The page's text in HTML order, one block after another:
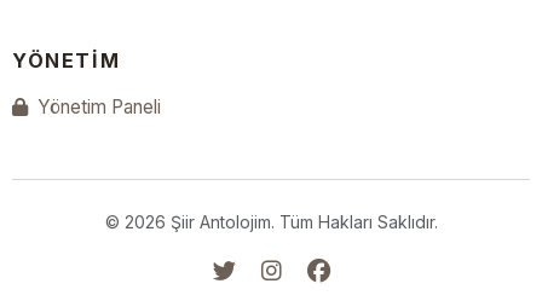
YÖNETIM
Yönetim Paneli
© 2026 Şiir Antolojim. Tüm Hakları Saklıdır.